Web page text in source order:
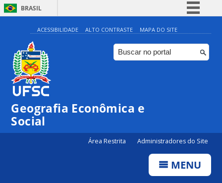
BRASIL
Simplifique!
Comunica BR
Participe
ACESSIBILIDADE ALTO CONTRASTE MAPA DO SITE
Geografia Econômica e
Social
Área Restrita Administradores do Site
MENU